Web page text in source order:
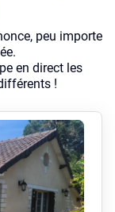
peu importe
en direct les
!